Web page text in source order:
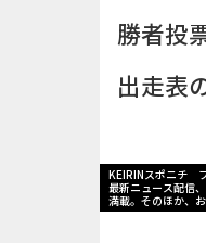
勝者投
出走表
KEIRINスポニチ
最新ニュース配信
満載。そのほか、